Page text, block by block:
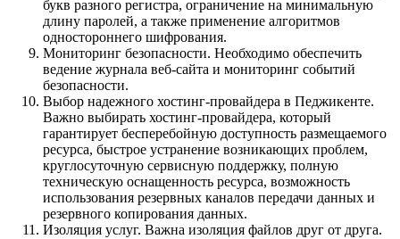
букв разного регистра, ограничение на минимальную
длину паролей, а также применение алгоритмов
одностороннего шифрования.
Мониторинг безопасности. Необходимо обеспечить
ведение журнала веб-сайта и мониторинг событий
безопасности.
Выбор надежного хостинг-провайдера в Педжикенте.
Важно выбирать хостинг-провайдера, который
гарантирует бесперебойную доступность размещаемого
ресурса, быстрое устранение возникающих проблем,
круглосуточную сервисную поддержку, полную
техническую оснащенность ресурса, возможность
использования резервных каналов передачи данных и
резервного копирования данных.
Изоляция услуг. Важна изоляция файлов друг от друга.